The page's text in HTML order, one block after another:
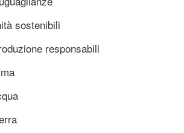
sostenibili
responsabili